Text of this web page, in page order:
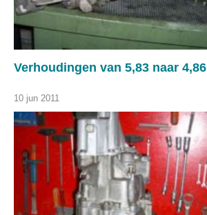
Verhoudingen van 5,83 naar 4,86
10 jun 2011